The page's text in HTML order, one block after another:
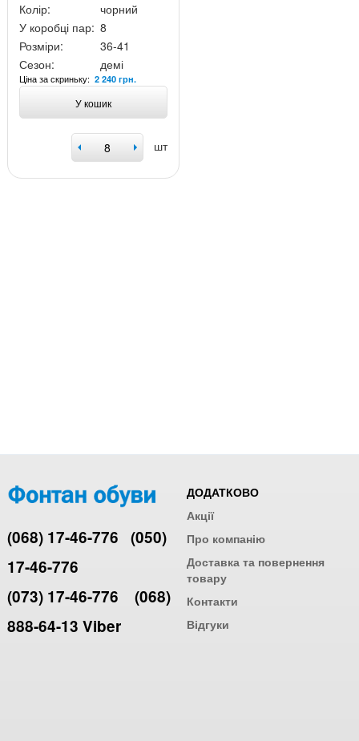
Колір:
чорний
У коробці пар: 8
Розміри:
36-41
Сезон:
демі
Ціна за скриньку: 2 240 грн.
У кошик
шт
(068) 17-46-776 (050)
17-46-776
(073) 17-46-776
(068)
888-64-13 Viber
ДОДАТКОВО
Акції
Про компанію
Доставка та повернення
товару
Контакти
Відгуки